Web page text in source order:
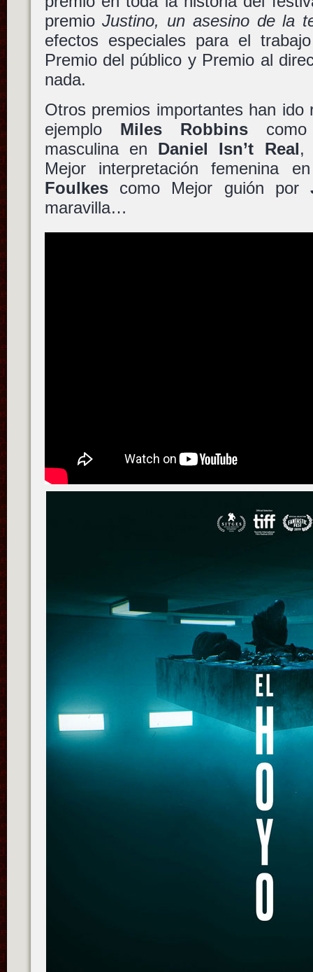
premioJustino, un asesino de la
efectos especiales para el
Premio del público y Premio al
nada.
Otros premios importantes han ido
ejemplo Miles Robbinscomo
masculina en Daniel Isn’t Real
Mejor interpretación femenina
Foulkescomo Mejor guión por
maravilla…